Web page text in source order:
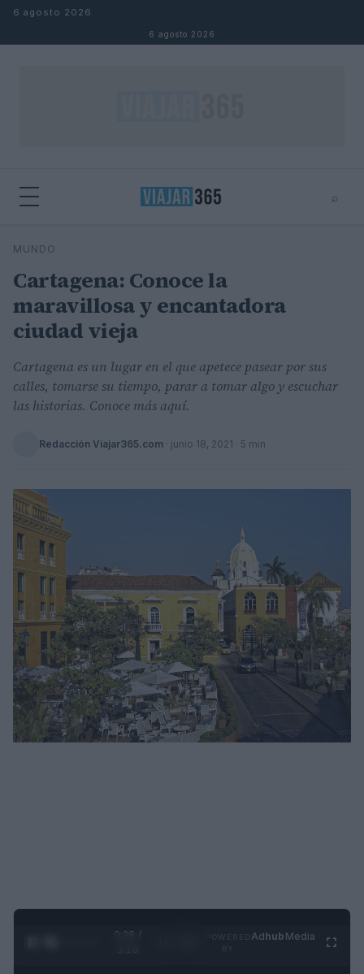
Saltar al contenido
6 agosto 2026
6 agosto 2026
⌕
Buscar
MUNDO
Cartagena: Conoce la
maravillosa y encantadora
ciudad vieja
Cartagena es un lugar en el que apetece pasear por sus
calles, tomarse su tiempo, parar a tomar algo y escuchar
las historias. Conoce más aquí.
Redacción Viajar365.com · junio 18, 2021 · 5 min
0:30 /
Adhub Media